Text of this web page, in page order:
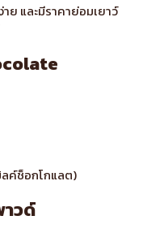
ย และมีราคาย่อมเยาว์
ค์ช็อกโกแลต)
วด์